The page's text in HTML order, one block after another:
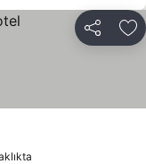
Paylaş